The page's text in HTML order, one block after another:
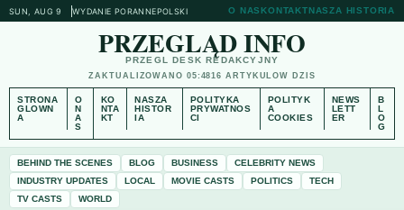
SUN, AUG 9 WYDANIE PORANNEPOLSKI O NASKONTAKTNASZA HISTORIA
PRZEGLĄD INFO
PRZEGL DESK REDAKCYJNY
ZAKTUALIZOWANO 05:4816 ARTYKULOW DZIS
STRONA
GLOWN
A
O
N
A
S
KO
NTA
KT
NASZA
HISTOR
IA
POLITYKA
PRYWATNOS
CI
POLITYK
A
COOKIES
NEWS
LETT
ER
B
L
O
G
BEHIND THE SCENES BLOG BUSINESS
CELEBRITY NEWS
INDUSTRY UPDATES
LOCAL MOVIE CASTS POLITICS
TECH
TV CASTS
WORLD